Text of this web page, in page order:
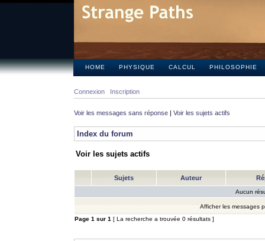
HOME PHYSIQUE CALCUL PHILOSOPHIE
Connexion Inscription
Voir les messages sans réponse | Voir les sujets actifs
Index du forum
Voir les sujets actifs
Sujets Auteur
Aucun
Afficher les messages
Page 1 sur 1 [ La recherche a trouvée 0 résultats ]